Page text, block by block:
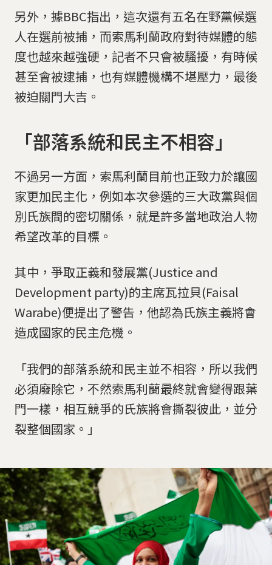
另外，據BBC指出，這次還有五名在野黨候選
人在選前被捕，而索馬利蘭政府對待媒體的態
度也越來越強硬，記者不只會被騷擾，有時候
甚至會被逮捕，也有媒體機構不堪壓力，最後
被迫關門大吉。
「部落系統和民主不相容」
不過另一方面，索馬利蘭目前也正致力於讓國
家更加民主化，例如本次參選的三大政黨與個
別氏族間的密切關係，就是許多當地政治人物
希望改革的目標。
其中，爭取正義和發展黨(Justice and
Development party)的主席瓦拉貝(Faisal
Warabe)便提出了警告，他認為氏族主義將會
造成國家的民主危機。
「我們的部落系統和民主並不相容，所以我們
必須廢除它，不然索馬利蘭最終就會變得跟葉
門一樣，相互競爭的氏族將會撕裂彼此，並分
裂整個國家。」